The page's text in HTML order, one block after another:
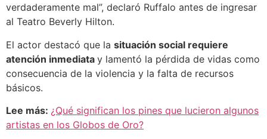
verdaderamente mal”, declaró Ruffalo antes de ingresar
al Teatro Beverly Hilton.
El actor destacó que la situación social requiere
atención inmediata y lamentó la pérdida de vidas como
consecuencia de la violencia y la falta de recursos
básicos.
Lee más: ¿Qué significan los pines que lucieron algunos
artistas en los Globos de Oro?